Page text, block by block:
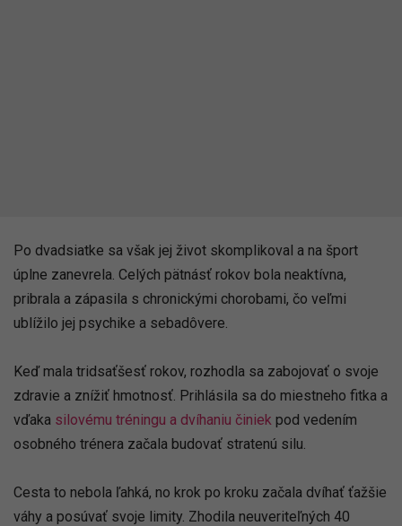
Po dvadsiatke sa však jej život skomplikoval a na šport
úplne zanevrela. Celých pätnásť rokov bola neaktívna,
pribrala a zápasila s chronickými chorobami, čo veľmi
ublížilo jej psychike a sebadôvere.
Keď mala tridsaťšesť rokov, rozhodla sa zabojovať o svoje
zdravie a znížiť hmotnosť. Prihlásila sa do miestneho fitka a
vďaka silovému tréningu a dvíhaniu činiek pod vedením
osobného trénera začala budovať stratenú silu.
Cesta to nebola ľahká, no krok po kroku začala dvíhať ťažšie
váhy a posúvať svoje limity. Zhodila neuveriteľných 40